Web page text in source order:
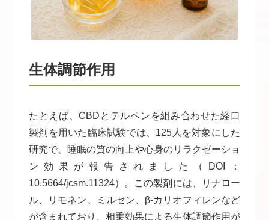
生体調節作用
たとえば、CBDとテルペンを組み合わせた経口
製剤を用いた臨床試験では、125人を対象にした
研究で、睡眠の質の向上や心身のリラクゼーショ
ン効果が報告されました（DOI：
10.5664/jcsm.11324）。この製剤には、リナロー
ル、リモネン、ミルセン、β-カリオフィレンなど
が含まれており、相乗効果による生体調節作用が